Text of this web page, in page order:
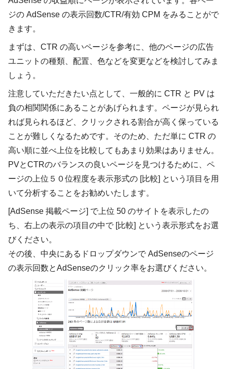
ジの AdSense の表示回数/CTR/有効 CPM をみることがで
きます。
まずは、CTR の高いページを参考に、他のページの広告
ユニットの種類、配置、色などを変更などを検討してみま
しょう。
注意していただきたい点として、一般的に CTR と PV は
負の相関関係にあることがあげられます。ページが見られ
れば見られるほど、クリックされる割合が高く保っている
ことが難しくなるためです。そのため、ただ単に CTR の
高い順に並べ上位を比較してもあまり効果はありません。
PVとCTRのバランスの良いページを見つけるために、ペ
ージの上位５０位程度を表示形式の [比較] という項目を用
いて分析することをお勧めいたします。
[AdSense 掲載ページ] で上位 50 のサイトを表示したの
ち、右上の表示の項目の中で [比較] という表示形式をお選
びください。
その後、中央にあるドロップダウンで AdSenseのページ
の表示回数とAdSenseのクリック率をお選びください。